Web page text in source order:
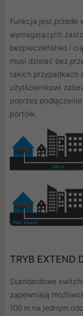
Funkcja jest przede
wymagających
bezpieczeństwo i
musi działać bez
takich przypadkach
użytkownikowi
poprzez
portów.
TRYB EXTEND
Standardowe
zapewniają
100 m na jednym